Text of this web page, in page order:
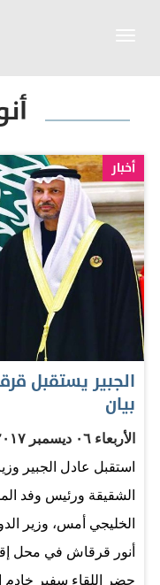
أخبار
الجبير يستقبل
بيان
الأربعاء ٠٦ ديسمبر ٢٠١٧
استقبل عادل الجبير
الخليجي أمس، وزير
أنور قرقاش في محل
حضر اللقاء سفير خادم